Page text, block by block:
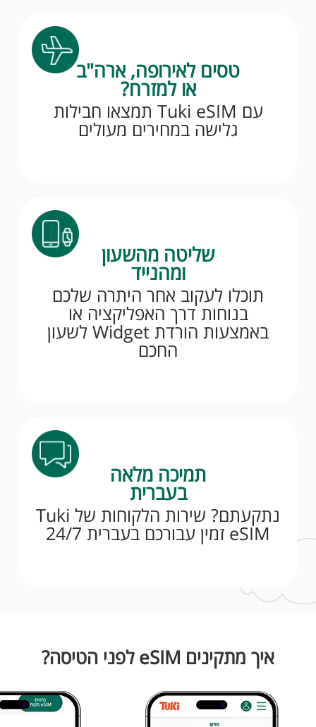
טסים לאירופה, ארה"ב
או למזרח?
עם Tuki eSIM תמצאו חבילות
גלישה במחירים מעולים
שליטה מהשעון
ומהנייד
תוכלו לעקוב אחר היתרה שלכם
בנוחות דרך האפליקציה או
באמצעות הורדת Widget לשעון
החכם
תמיכה מלאה
בעברית
נתקעתם? שירות הלקוחות של Tuki
eSIM זמין עבורכם בעברית 24/7
איך מתקינים eSIM לפני הטיסה?